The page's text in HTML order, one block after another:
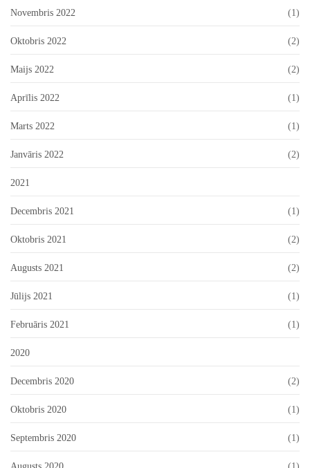
Novembris 2022 (1)
Oktobris 2022 (2)
Maijs 2022 (2)
Aprīlis 2022 (1)
Marts 2022 (1)
Janvāris 2022 (2)
2021
Decembris 2021 (1)
Oktobris 2021 (2)
Augusts 2021 (2)
Jūlijs 2021 (1)
Februāris 2021 (1)
2020
Decembris 2020 (2)
Oktobris 2020 (1)
Septembris 2020 (1)